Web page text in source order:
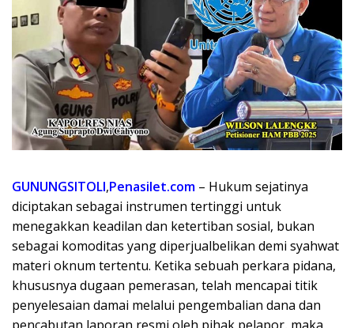
GUNUNGSITOLI,Penasilet.com – Hukum sejatinya
diciptakan sebagai instrumen tertinggi untuk
menegakkan keadilan dan ketertiban sosial, bukan
sebagai komoditas yang diperjualbelikan demi syahwat
materi oknum tertentu. Ketika sebuah perkara pidana,
khususnya dugaan pemerasan, telah mencapai titik
penyelesaian damai melalui pengembalian dana dan